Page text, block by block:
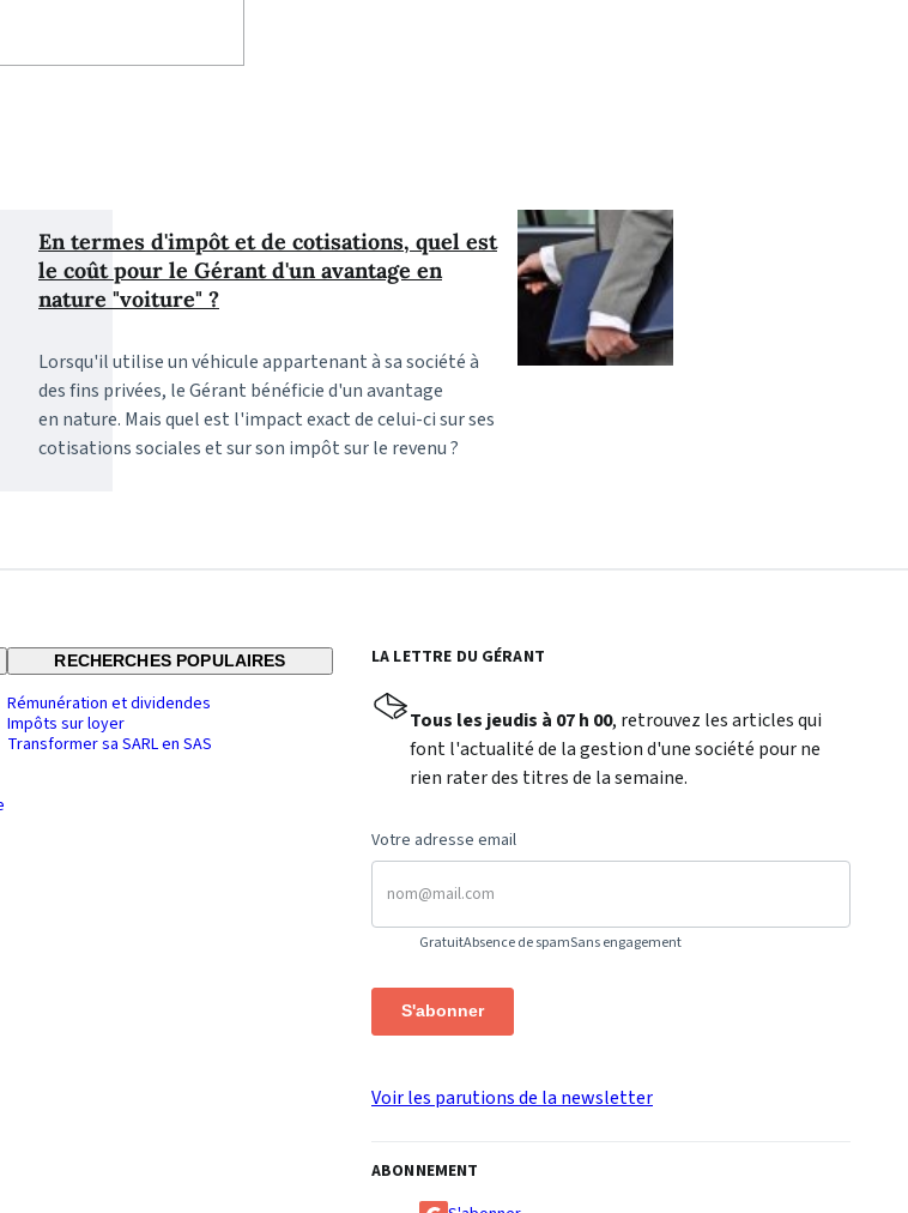
En termes d'impôt et de cotisations, quel est
le coût pour le Gérant d'un avantage en
nature "voiture" ?
Lorsqu'il utilise un véhicule appartenant à sa société à
des fins privées, le Gérant bénéficie d'un avantage
en nature. Mais quel est l'impact exact de celui-ci sur ses
cotisations sociales et sur son impôt sur le revenu ?
RECHERCHES POPULAIRES
Rémunération et dividendes
Impôts sur loyer
Transformer sa SARL en SAS
LA LETTRE DU GÉRANT
Tous les jeudis à 07 h 00, retrouvez les articles qui
font l'actualité de la gestion d'une société pour ne
rien rater des titres de la semaine.
Votre adresse email
GratuitAbsence de spamSans engagement
S'abonner
Voir les parutions de la newsletter
ABONNEMENT